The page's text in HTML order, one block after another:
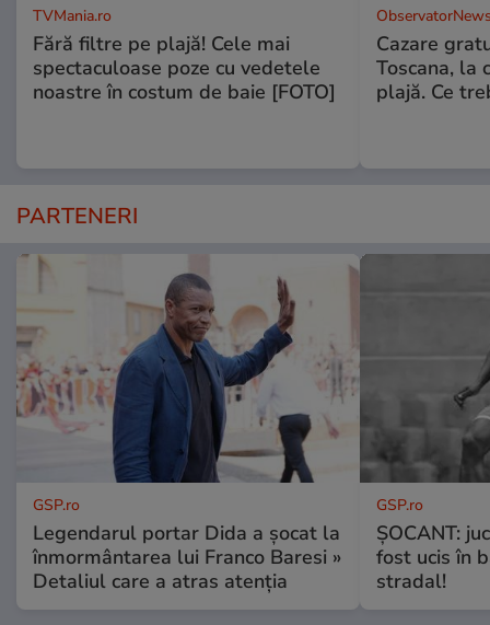
TVMania.ro
Fără filtre pe plajă! Cele mai
spectaculoase poze cu vedetele
noastre în costum de baie [FOTO]
Cazare
Toscana, la
plajă. Ce
PARTENERI
GSP.ro
Legendarul portar Dida a șocat la
înmormântarea lui Franco Baresi »
Detaliul care a atras atenția
GSP.ro
ȘOCANT:
fost ucis în
stradal!